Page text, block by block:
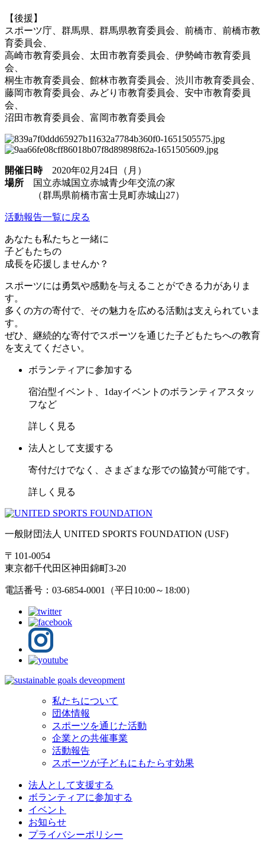
【後援】
スポーツ庁、群馬県、群馬県教育委員会、前橋市、前橋市教
育委員会、
高崎市教育委員会、太田市教育委員会、伊勢崎市教育委員
会、
桐生市教育委員会、館林市教育委員会、渋川市教育委員会、
藤岡市教育委員会、みどり市教育委員会、安中市教育委員
会、
沼田市教育委員会、富岡市教育委員会
開催日時2020年02月24日（月）
場所 国立赤城国立赤城青少年交流の家
（群馬県前橋市富士見町赤城山27）
活動報告一覧に戻る
あなたも私たちと一緒に
子どもたちの
成長を応援しませんか？
スポーツには勇気や感動を与えることができる力がありま
す。
多くの方の寄付で、その魅力を広める活動は支えられていま
す。
ぜひ、継続的な寄付でスポーツを通じた子どもたちへの教育
を支えてください。
ボランティアに参加する
宿泊型イベント、1dayイベントのボランティアスタッ
フなど
詳しく見る
法人として支援する
寄付だけでなく、さまざまな形での協賛が可能です。
詳しく見る
一般財団法人 UNITED SPORTS FOUNDATION (USF)
〒101-0054
東京都千代田区神田錦町3-20
電話番号：03-6854-0001（平日10:00～18:00）
私たちについて
団体情報
スポーツを通じた活動
企業との共催事業
活動報告
スポーツが子どもにもたらす効果
法人として支援する
ボランティアに参加する
イベント
お知らせ
プライバシーポリシー